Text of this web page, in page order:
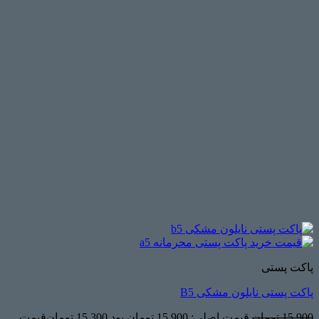
پاکت پستی
پاکت پستی نایلون مشکی B5